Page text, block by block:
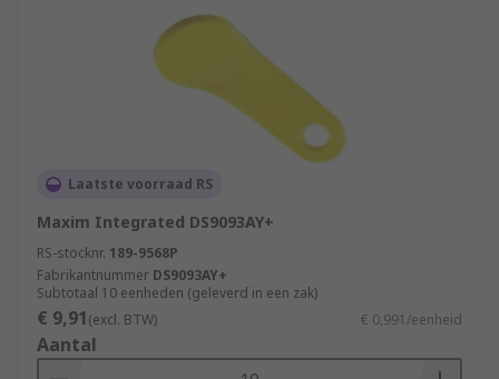
Laatste voorraad RS
Maxim Integrated DS9093AY+
RS-stocknr. 189-9568P
Fabrikantnummer DS9093AY+
Subtotaal 10 eenheden (geleverd in een zak)
€ 9,91(excl. BTW) € 0,991/eenheid
Aantal